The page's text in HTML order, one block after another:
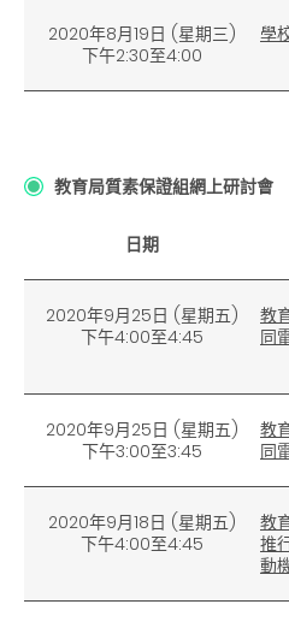
2020年8月19日 (星期三)
下午2:30至4:00
學
教育局質素保證組網上研討會
日期
2020年9月25日 (星期五)
下午4:00至4:45
教
同
2020年9月25日 (星期五)
下午3:00至3:45
教
同
2020年9月18日 (星期五)
下午4:00至4:45
教
推
動